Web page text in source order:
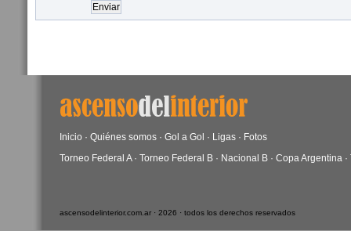
Inicio · Quiénes somos · Gol a Gol · Ligas · Fotos
Torneo Federal A· Torneo Federal B · Nacional B · Copa Argentina ·
ascensodelinterior.com.ar · 2026 · todos los derechos reservados